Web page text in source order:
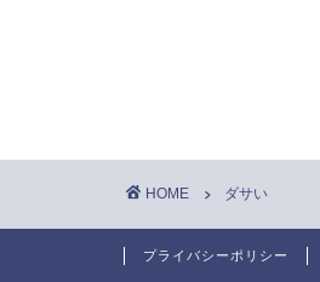
HOME ダサい
プライバシーポリシー